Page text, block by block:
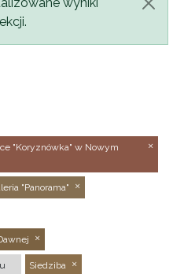
"Koryznówka" w Nowym
"Panorama"
Siedziba